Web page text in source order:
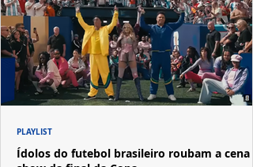
Ídolos do futebol brasileiro roubam a cena
PLAYLIST